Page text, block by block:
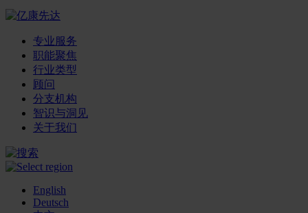
专业服务
职能聚焦
行业类型
顾问
分支机构
智识与洞见
关于我们
English
Deutsch